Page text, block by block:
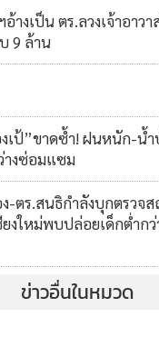
างเป็น ตร.ลวงเจ้าอาว
9 ล้าน
เป้”ขาดซ้ำ! ฝนหนัก-น้
างซ่อมแซม
-ตร.สนธิกำลังบุกตรวจส
ยงใหม่พบปล่อยเด็กต่ำก
ข่าวอื่นในหมวด